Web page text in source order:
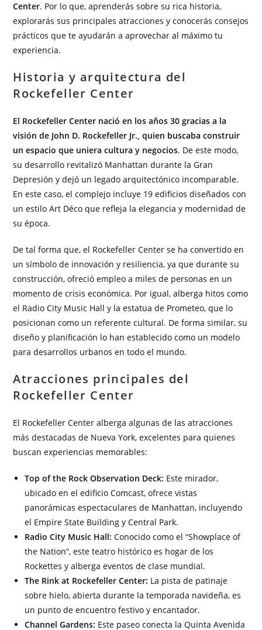
Center. Por lo que, aprenderás sobre su rica historia,
explorarás sus principales atracciones y conocerás consejos
prácticos que te ayudarán a aprovechar al máximo tu
experiencia.
Historia y arquitectura del
Rockefeller Center
El Rockefeller Center nació en los años 30 gracias a la
visión de John D. Rockefeller Jr., quien buscaba construir
un espacio que uniera cultura y negocios. De este modo,
su desarrollo revitalizó Manhattan durante la Gran
Depresión y dejó un legado arquitectónico incomparable.
En este caso, el complejo incluye 19 edificios diseñados con
un estilo Art Déco que refleja la elegancia y modernidad de
su época.
De tal forma que, el Rockefeller Center se ha convertido en
un símbolo de innovación y resiliencia, ya que durante su
construcción, ofreció empleo a miles de personas en un
momento de crisis económica. Por igual, alberga hitos como
el Radio City Music Hall y la estatua de Prometeo, que lo
posicionan como un referente cultural. De forma similar, su
diseño y planificación lo han establecido como un modelo
para desarrollos urbanos en todo el mundo.
Atracciones principales del
Rockefeller Center
El Rockefeller Center alberga algunas de las atracciones
más destacadas de Nueva York, excelentes para quienes
buscan experiencias memorables:
Top of the Rock Observation Deck: Este mirador,
ubicado en el edificio Comcast, ofrece vistas
panorámicas espectaculares de Manhattan, incluyendo
el Empire State Building y Central Park.
Radio City Music Hall: Conocido como el “Showplace of
the Nation”, este teatro histórico es hogar de los
Rockettes y alberga eventos de clase mundial.
The Rink at Rockefeller Center: La pista de patinaje
sobre hielo, abierta durante la temporada navideña, es
un punto de encuentro festivo y encantador.
Channel Gardens: Este paseo conecta la Quinta Avenida